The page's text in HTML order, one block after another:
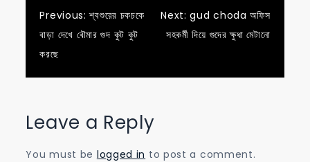
Post
navigation
Previous: শ্বশুরের চকচকে
বাড়া দেখে বৌমার গুদ কুট কুট
করছে
Next: gud choda অফিস
সহকর্মী দিয়ে গুদের ক্ষুধা মেটানো
Leave a Reply
You must be logged in to post a comment.